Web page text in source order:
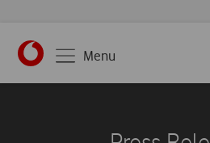
https://www.vodafone.pt
Menu